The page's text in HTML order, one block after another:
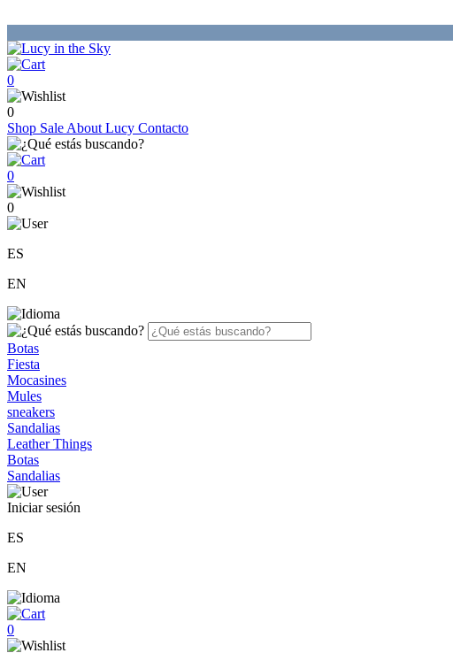
0
0
Shop Sale About Lucy Contacto
0
0
ES
EN
Botas
Fiesta
Mocasines
Mules
sneakers
Sandalias
Leather Things
Botas
Sandalias
Iniciar sesión
ES
EN
0